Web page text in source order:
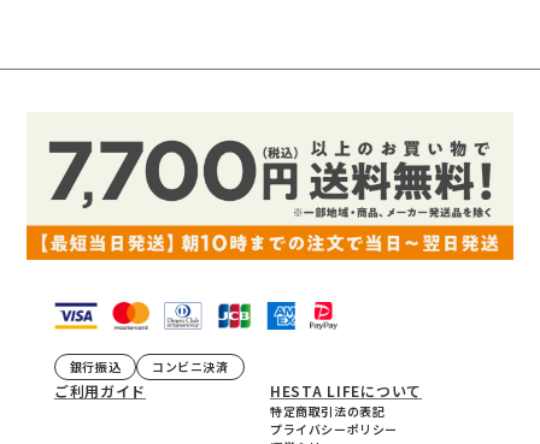
銀行振込 コンビニ決済
ご利用ガイド HESTA LIFEについて
特定商取引法の表記
プライバシーポリシー